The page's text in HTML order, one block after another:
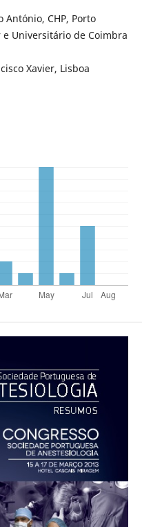
António, CHP, Porto
Universitário de Coimbra
Xavier, Lisboa